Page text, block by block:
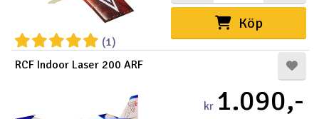
(1)
Köp
RCF Indoor Laser 200 ARF
kr 1.090,-